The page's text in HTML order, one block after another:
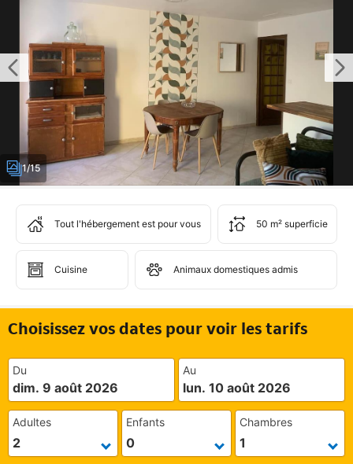
1/15
Tout l'hébergement est pour vous 50 m² superficie
Cuisine Animaux domestiques admis
Choisissez vos dates pour voir les tarifs
Du
dim. 9 août 2026
Au
lun. 10 août 2026
Adultes Enfants Chambres